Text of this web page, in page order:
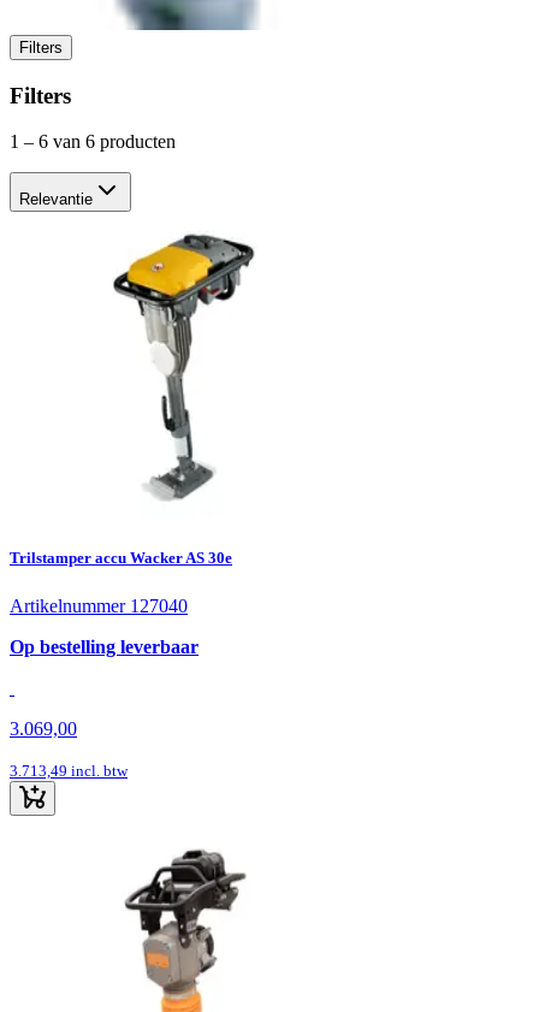
Filters
Filters
1 – 6 van 6 producten
Relevantie
Trilstamper accu Wacker AS 30e
Artikelnummer 127040
Op bestelling leverbaar
3.069,00
3.713,49 incl. btw